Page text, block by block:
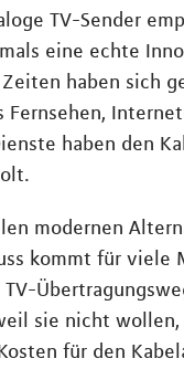
TV-Sender
eine echte
haben sich
Fernsehen,
haben den
modernen
kommt für viele
TV-
sie nicht wollen,
für den